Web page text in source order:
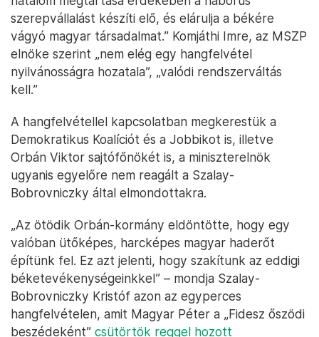
szerepvállalást készíti elő, és elárulja a békére
vágyó magyar társadalmat.” Komjáthi Imre, az MSZP
elnöke szerint „nem elég egy hangfelvétel
nyilvánosságra hozatala”, „valódi rendszerváltás
kell.”
A hangfelvétellel kapcsolatban megkerestük a
Demokratikus Koalíciót és a Jobbikot is, illetve
Orbán Viktor sajtófőnökét is, a miniszterelnök
ugyanis egyelőre nem reagált a Szalay-
Bobrovniczky által elmondottakra.
„Az ötödik Orbán-kormány eldöntötte, hogy egy
valóban ütőképes, harcképes magyar haderőt
építünk fel. Ez azt jelenti, hogy szakítunk az eddigi
béketevékenységeinkkel” – mondja Szalay-
Bobrovniczky Kristóf azon az egyperces
hangfelvételen, amit Magyar Péter a „Fidesz őszödi
beszédeként” csütörtök reggel hozott